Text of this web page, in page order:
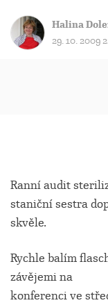
Halina
29. 10. 2009
Ranní audit
staniční sestra
skvěle.
Rychle balím
závějemi na
konferenci ve